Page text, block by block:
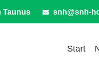
Taunus snh@snh-
Start